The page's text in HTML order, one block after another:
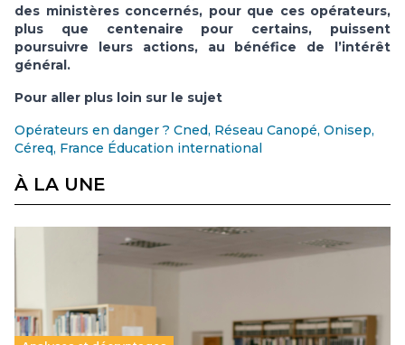
des ministères concernés, pour que ces opérateurs,
plus que centenaire pour certains, puissent
poursuivre leurs actions, au bénéfice de l’intérêt
général.
Pour aller plus loin sur le sujet
Opérateurs en danger ? Cned, Réseau Canopé, Onisep,
Céreq, France Éducation international
À LA UNE